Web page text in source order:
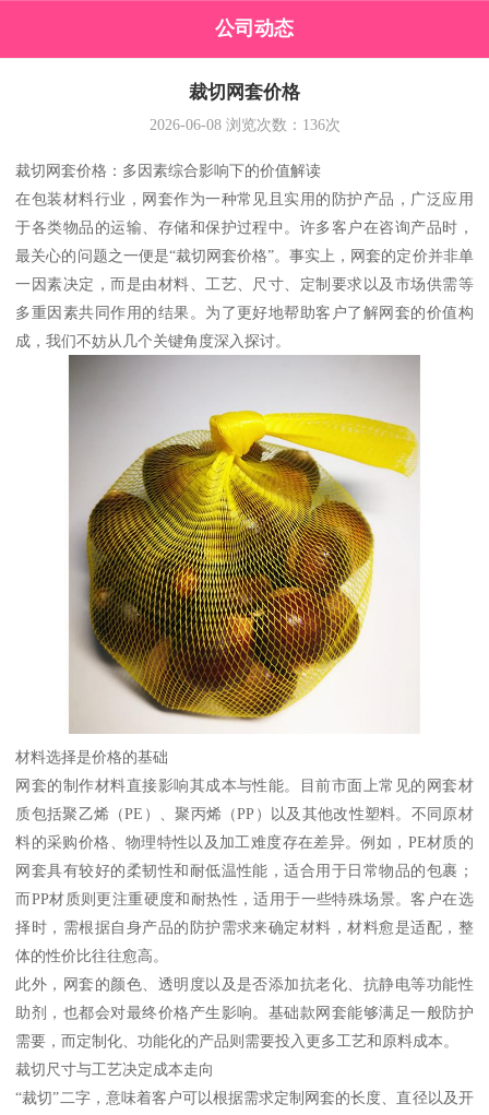
公司动态
裁切网套价格
2026-06-08浏览次数： 136次
裁切网套价格：多因素综合影响下的价值解读
在包装材料行业，网套作为一种常见且实用的防护产品，广泛应用
于各类物品的运输、存储和保护过程中。许多客户在咨询产品时，
最关心的问题之一便是“裁切网套价格”。事实上，网套的定价并非单
一因素决定，而是由材料、工艺、尺寸、定制要求以及市场供需等
多重因素共同作用的结果。为了更好地帮助客户了解网套的价值构
成，我们不妨从几个关键角度深入探讨。
材料选择是价格的基础
网套的制作材料直接影响其成本与性能。目前市面上常见的网套材
质包括聚乙烯（PE）、聚丙烯（PP）以及其他改性塑料。不同原材
料的采购价格、物理特性以及加工难度存在差异。例如，PE材质的
网套具有较好的柔韧性和耐低温性能，适合用于日常物品的包裹；
而PP材质则更注重硬度和耐热性，适用于一些特殊场景。客户在选
择时，需根据自身产品的防护需求来确定材料，材料愈是适配，整
体的性价比往往愈高。
此外，网套的颜色、透明度以及是否添加抗老化、抗静电等功能性
助剂，也都会对最终价格产生影响。基础款网套能够满足一般防护
需要，而定制化、功能化的产品则需要投入更多工艺和原料成本。
裁切尺寸与工艺决定成本走向
“裁切”二字，意味着客户可以根据需求定制网套的长度、直径以及开